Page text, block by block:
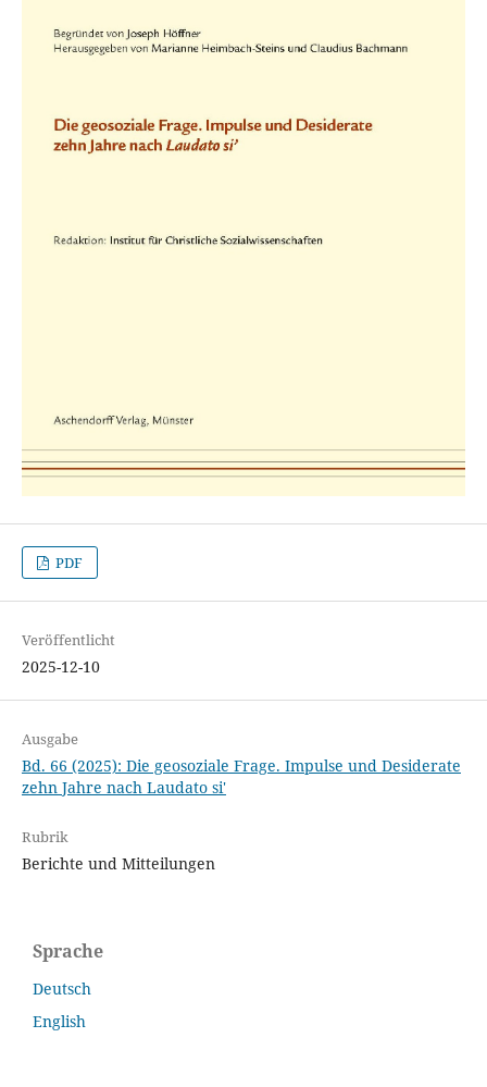
PDF
Veröffentlicht
2025-12-10
Ausgabe
Bd. 66 (2025): Die geosoziale Frage. Impulse und Desiderate
zehn Jahre nach Laudato si'
Rubrik
Berichte und Mitteilungen
Sprache
Deutsch
English